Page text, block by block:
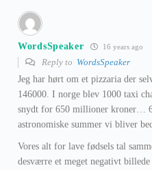
WordsSpeaker 16 years ago
Reply to WordsSpeaker
Jeg har hørt om et pizzaria der
146000. I norge blev 1000 taxi
snydt for 650 millioner kroner…
astronomiske summer vi bliver
Vores alt for lave fødsels tal
desværre et meget negativt